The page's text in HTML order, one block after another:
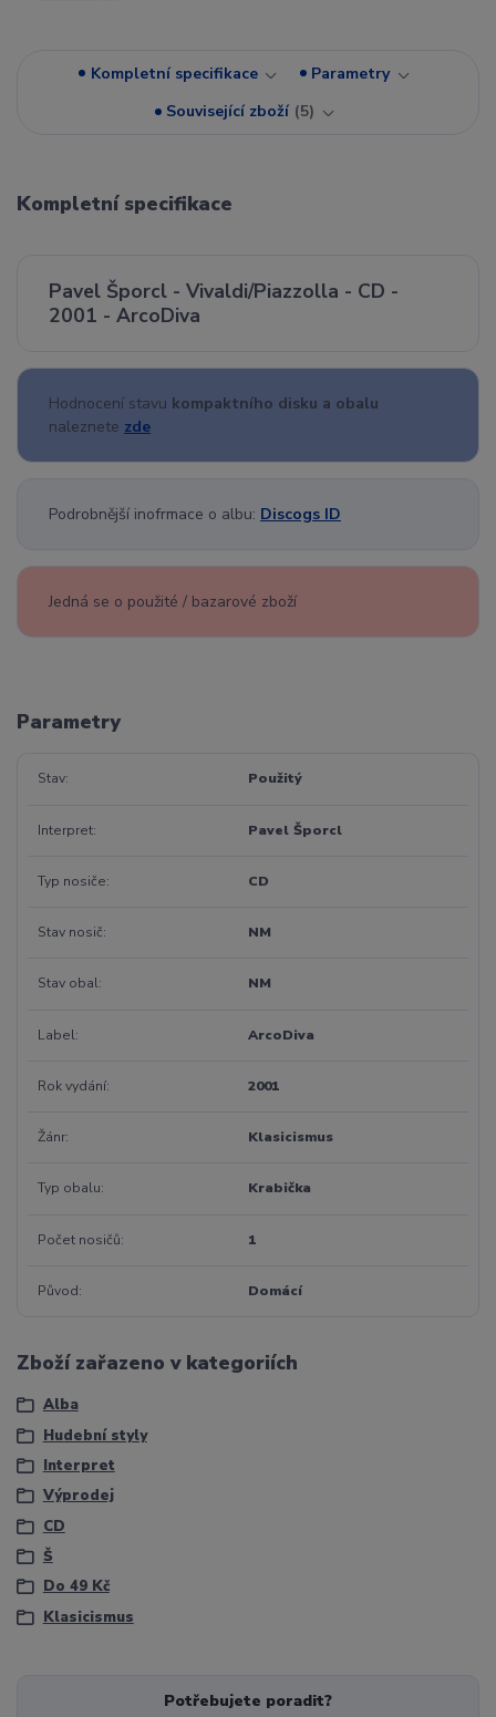
Kompletní specifikace
Parametry
Související zboží 5
Kompletní specifikace
Pavel Šporcl - Vivaldi/Piazzolla - CD -
2001 - ArcoDiva
Hodnocení stavu kompaktního disku a obalu
naleznete zde
Podrobnější inofrmace o albu: Discogs ID
Jedná se o použité / bazarové zboží
Parametry
Stav Použitý
Interpret Pavel Šporcl
Typ nosiče CD
Stav nosič NM
Stav obal NM
Label ArcoDiva
Rok vydání 2001
Žánr Klasicismus
Typ obalu Krabička
Počet nosičů 1
Původ Domácí
Zboží zařazeno v kategoriích
Alba
Hudební styly
Interpret
Výprodej
CD
Š
Do 49 Kč
Klasicismus
Potřebujete poradit?